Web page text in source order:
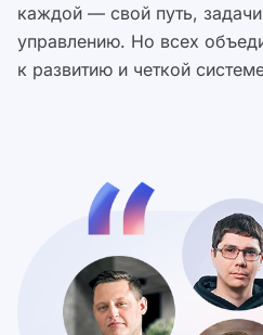
каждой — свой путь,
управлению. Но всех
к развитию и четкой